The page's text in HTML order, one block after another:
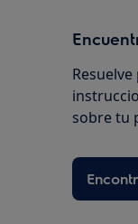
sobre tu